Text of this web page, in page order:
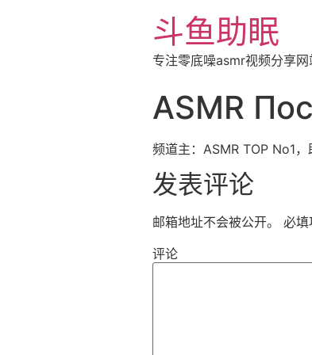
斗鱼助眠
专注零底噪asmr视频分享网
ASMR
频道主：ASMR TOP No1
发表评论
邮箱地址不会被公开。 必填
评论